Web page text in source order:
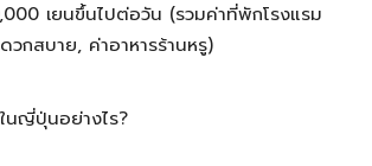
เยนขึ้นไปต่อวัน (รวมค่าที่พักโรงแรม
วกสบาย, ค่าอาหารร้านหรู)
นญี่ปุ่นอย่างไร?